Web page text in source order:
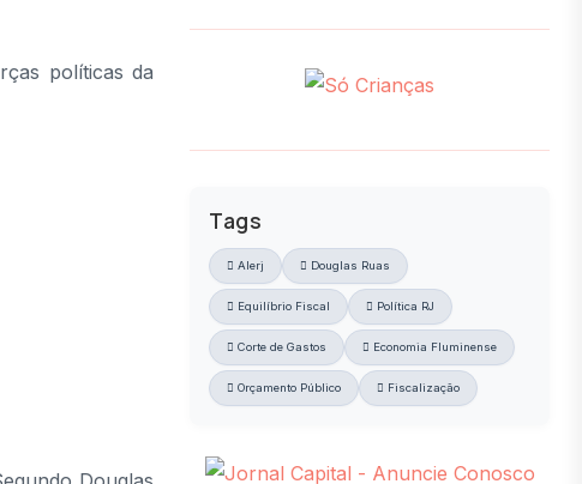
políticas da
Tags
Alerj Douglas Ruas
Equilíbrio Fiscal Política RJ
Corte de Gastos Economia Fluminense
Orçamento Público Fiscalização